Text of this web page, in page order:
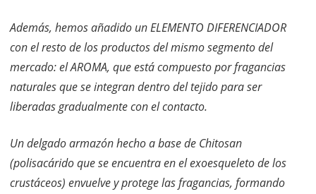
Además, hemos añadido un ELEMENTO DIFERENCIADOR
con el resto de los productos del mismo segmento del
mercado: el AROMA, que está compuesto por fragancias
naturales que se integran dentro del tejido para ser
liberadas gradualmente con el contacto.
Un delgado armazón hecho a base de Chitosan
(polisacárido que se encuentra en el exoesqueleto de los
crustáceos) envuelve y protege las fragancias, formando